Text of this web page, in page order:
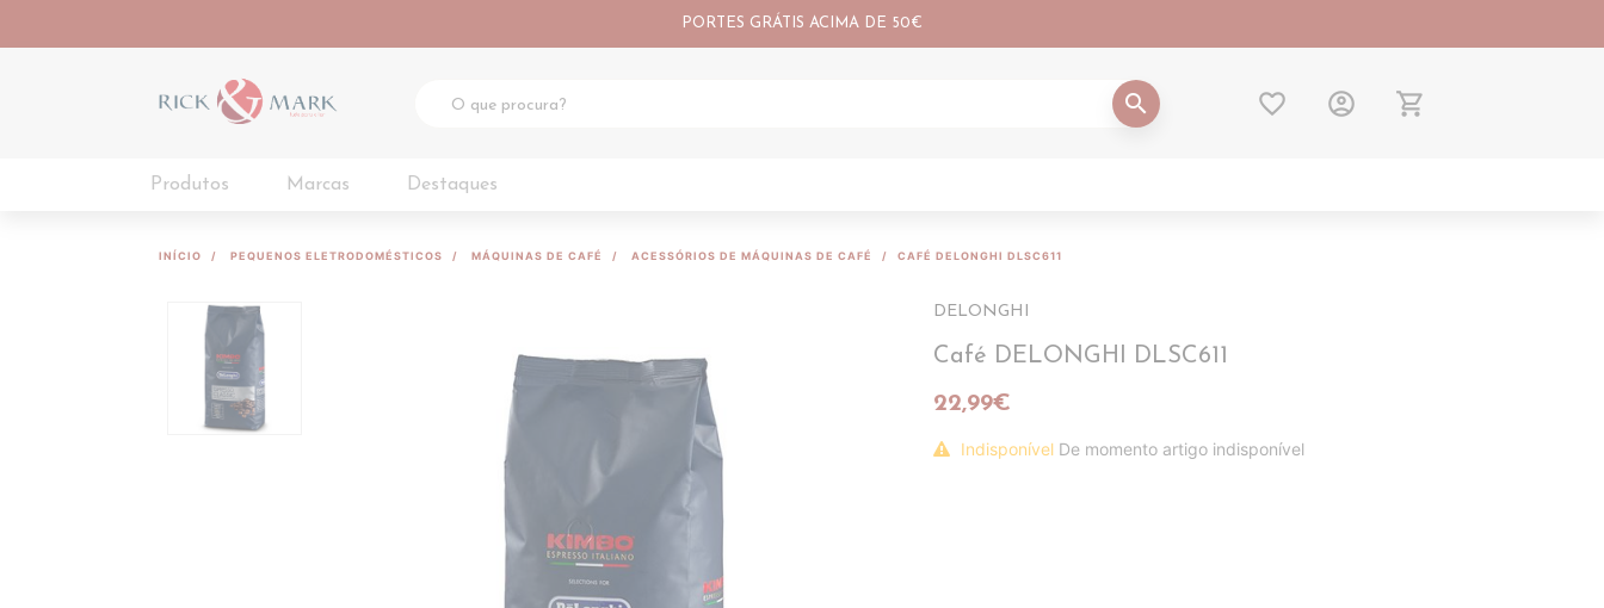
PORTES GRÁTIS ACIMA DE 50€
search favorite_border account_circle shopping_cart
Produtos Marcas Destaques
INÍCIO PEQUENOS ELETRODOMÉSTICOS MÁQUINAS DE CAFÉ ACESSÓRIOS DE MÁQUINAS DE CAFÉ CAFÉ DELONGHI DLSC611
DELONGHI
Café DELONGHI DLSC611
22,99€
Indisponível De momento artigo indisponível